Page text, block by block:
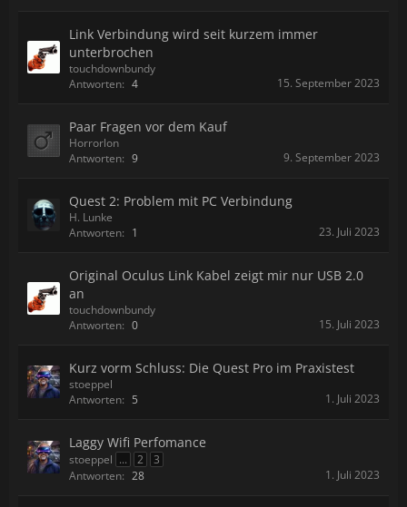
Link Verbindung wird seit kurzem immer
unterbrochen
touchdownbundy
Antworten: 4 15. September 2023
Paar Fragen vor dem Kauf
Horrorlon
Antworten: 9 9. September 2023
Quest 2: Problem mit PC Verbindung
H. Lunke
Antworten: 1 23. Juli 2023
Original Oculus Link Kabel zeigt mir nur USB 2.0
an
touchdownbundy
Antworten: 0 15. Juli 2023
Kurz vorm Schluss: Die Quest Pro im Praxistest
stoeppel
Antworten: 5 1. Juli 2023
Laggy Wifi Perfomance
stoeppel ... 2
3
Antworten: 28 1. Juli 2023